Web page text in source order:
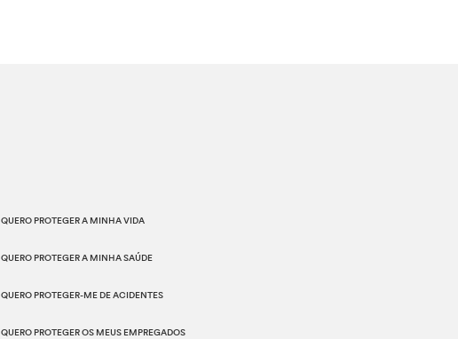
QUERO PROTEGER A MINHA VIDA
QUERO PROTEGER A MINHA SAÚDE
QUERO PROTEGER-ME DE ACIDENTES
QUERO PROTEGER OS MEUS EMPREGADOS